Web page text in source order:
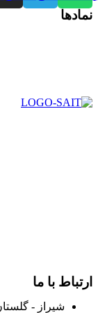
نمادها
ارتباط با ما
شیراز -